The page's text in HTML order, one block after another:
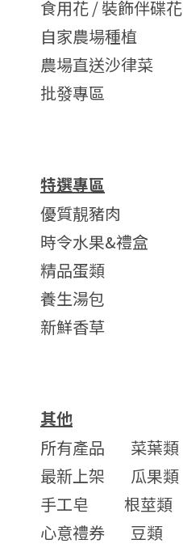
食用花 / 裝飾伴碟花
自家農場種植
農場直送沙律菜
批發專區
特選專區
優質靚豬肉
時令水果&禮盒
精品蛋類
養生湯包
新鮮香草
其他
所有產品
菜葉類
最新上架
瓜果類
手工皂
根莖類
心意禮券
豆類